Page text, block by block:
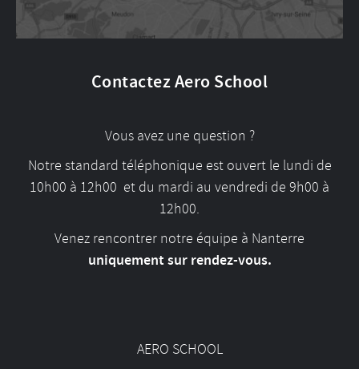
Contactez Aero School
Vous avez une question ?
Notre standard téléphonique est ouvert le lundi de
10h00 à 12h00 et du mardi au vendredi de 9h00 à
12h00.
Venez rencontrer notre équipe à Nanterre
uniquement sur rendez-vous.
AERO SCHOOL